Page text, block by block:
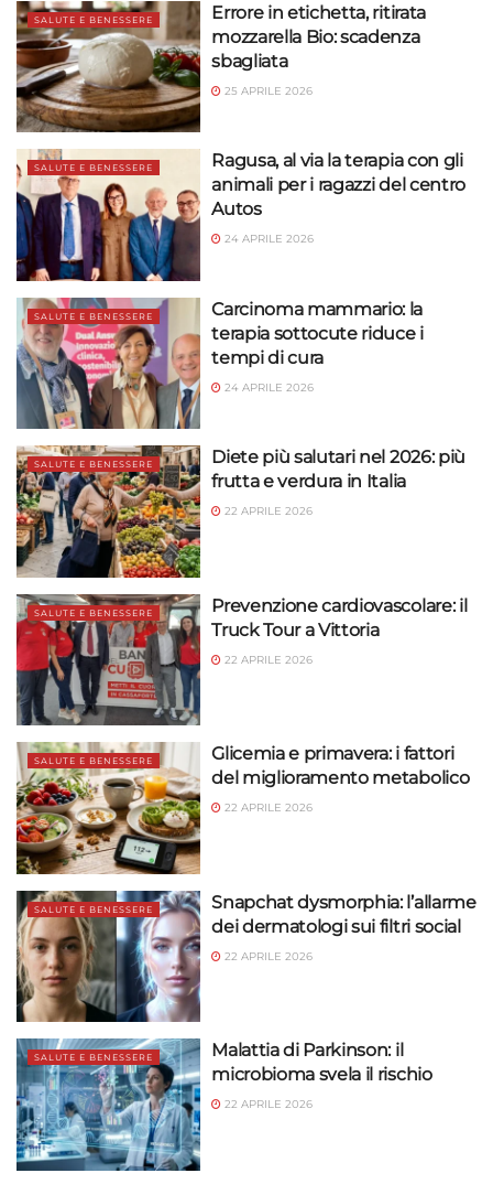
SALUTE E BENESSERE
Errore in etichetta, ritirata
mozzarella Bio: scadenza
sbagliata
25 APRILE 2026
SALUTE E BENESSERE
Ragusa, al via la terapia con gli
animali per i ragazzi del centro
Autos
24 APRILE 2026
SALUTE E BENESSERE
Carcinoma mammario: la
terapia sottocute riduce i
tempi di cura
24 APRILE 2026
SALUTE E BENESSERE
Diete più salutari nel 2026: più
frutta e verdura in Italia
22 APRILE 2026
SALUTE E BENESSERE
Prevenzione cardiovascolare: il
Truck Tour a Vittoria
22 APRILE 2026
SALUTE E BENESSERE
Glicemia e primavera: i fattori
del miglioramento metabolico
22 APRILE 2026
SALUTE E BENESSERE
Snapchat dysmorphia: l’allarme
dei dermatologi sui filtri social
22 APRILE 2026
SALUTE E BENESSERE
Malattia di Parkinson: il
microbioma svela il rischio
22 APRILE 2026